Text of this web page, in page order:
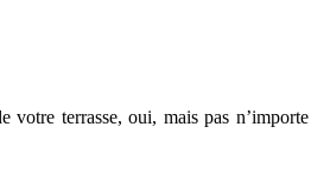
votre terrasse, oui, mais pas n’importe